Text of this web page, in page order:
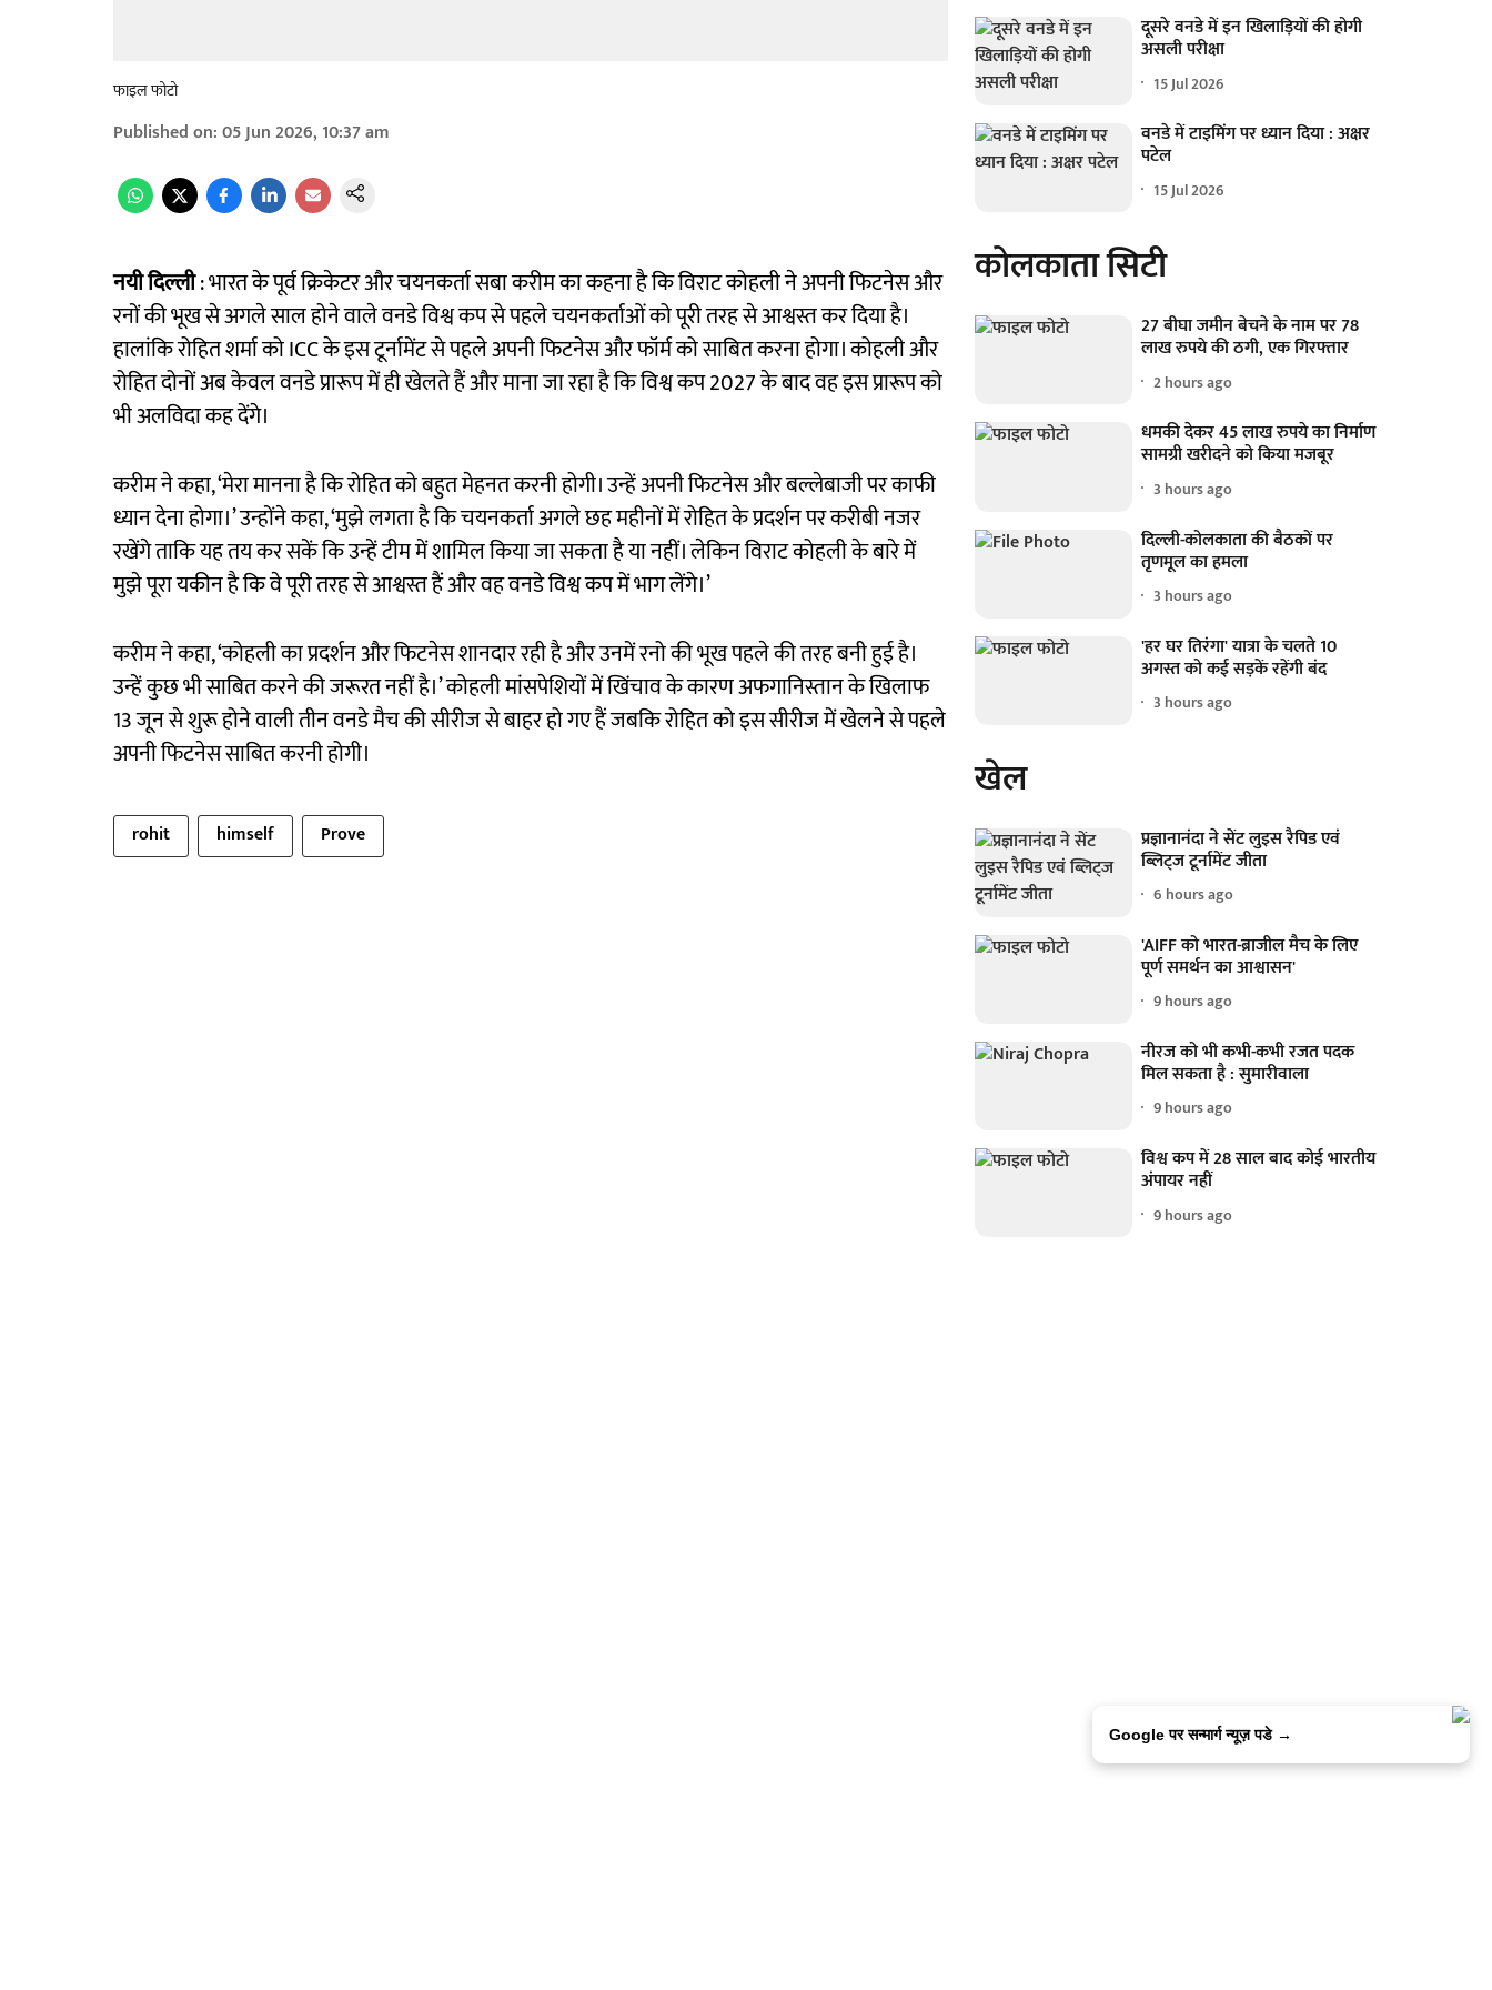
फाइल फोटो
Published on:05 Jun 2026, 10:37 am
नयी दिल्ली: भारत के पूर्व क्रिकेटर और चयनकर्ता सबा करीम का कहना है कि विराट कोहली ने अपनी फिटनेस और
रनों की भूख से अगले साल होने वाले वनडे विश्व कप से पहले चयनकर्ताओं को पूरी तरह से आश्वस्त कर दिया है।
हालांकि रोहित शर्मा को ICC के इस टूर्नामेंट से पहले अपनी फिटनेस और फॉर्म को साबित करना होगा। कोहली और
रोहित दोनों अब केवल वनडे प्रारूप में ही खेलते हैं और माना जा रहा है कि विश्व कप 2027 के बाद वह इस प्रारूप को
भी अलविदा कह देंगे।
करीम ने कहा, ‘मेरा मानना है कि रोहित को बहुत मेहनत करनी होगी। उन्हें अपनी फिटनेस और बल्लेबाजी पर काफी
ध्यान देना होगा।’ उन्होंने कहा, ‘मुझे लगता है कि चयनकर्ता अगले छह महीनों में रोहित के प्रदर्शन पर करीबी नजर
रखेंगे ताकि यह तय कर सकें कि उन्हें टीम में शामिल किया जा सकता है या नहीं। लेकिन विराट कोहली के बारे में
मुझे पूरा यकीन है कि वे पूरी तरह से आश्वस्त हैं और वह वनडे विश्व कप में भाग लेंगे।’
करीम ने कहा, ‘कोहली का प्रदर्शन और फिटनेस शानदार रही है और उनमें रनो की भूख पहले की तरह बनी हुई है।
उन्हें कुछ भी साबित करने की जरूरत नहीं है।’ कोहली मांसपेशियों में खिंचाव के कारण अफगानिस्तान के खिलाफ
13 जून से शुरू होने वाली तीन वनडे मैच की सीरीज से बाहर हो गए हैं जबकि रोहित को इस सीरीज में खेलने से पहले
अपनी फिटनेस साबित करनी होगी।
rohit himself Prove
दूसरे वनडे में इन खिलाड़ियों की होगी
असली परीक्षा
15 Jul 2026
वनडे में टाइमिंग पर ध्यान दिया : अक्षर
पटेल
15 Jul 2026
कोलकाता सिटी
27 बीघा जमीन बेचने के नाम पर 78
लाख रुपये की ठगी, एक गिरफ्तार
2 hours ago
धमकी देकर 45 लाख रुपये का निर्माण
सामग्री खरीदने को किया मजबूर
3 hours ago
दिल्ली-कोलकाता की बैठकों पर
तृणमूल का हमला
3 hours ago
'हर घर तिरंगा' यात्रा के चलते 10
अगस्त को कई सड़कें रहेंगी बंद
3 hours ago
खेल
प्रज्ञानानंदा ने सेंट लुइस रैपिड एवं
ब्लिट्ज टूर्नामेंट जीता
6 hours ago
'AIFF को भारत-ब्राजील मैच के लिए
पूर्ण समर्थन का आश्वासन'
9 hours ago
नीरज को भी कभी-कभी रजत पदक
मिल सकता है : सुमारीवाला
9 hours ago
विश्व कप में 28 साल बाद कोई भारतीय
अंपायर नहीं
9 hours ago
Google पर सन्मार्ग न्यूज़ पडे →